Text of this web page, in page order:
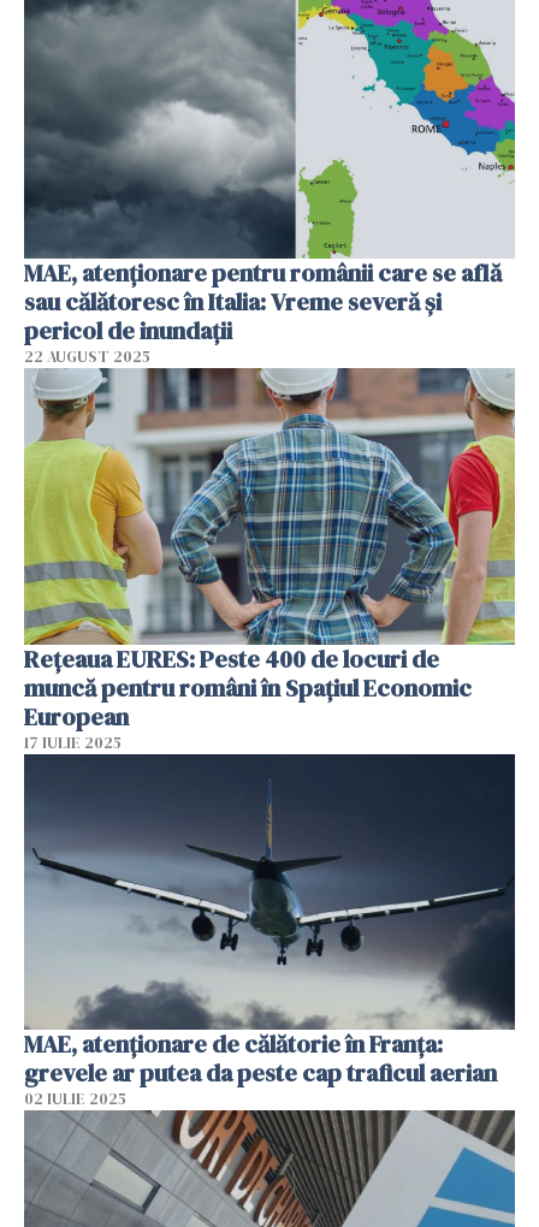
MAE, atenționare pentru românii care se află
sau călătoresc în Italia: Vreme severă și
pericol de inundații
22 AUGUST 2025
Rețeaua EURES: Peste 400 de locuri de
muncă pentru români în Spațiul Economic
European
17 IULIE 2025
MAE, atenţionare de călătorie în Franţa:
grevele ar putea da peste cap traficul aerian
02 IULIE 2025